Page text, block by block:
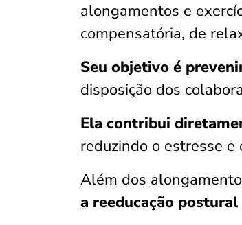
alongamentos e
compensatória, de
Seu objetivo é
disposição dos
Ela contribui
reduzindo o estresse e
Além dos
a reeducação